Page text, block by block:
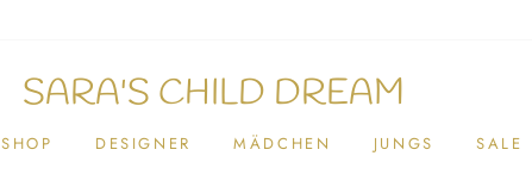
SARA'S CHILD DREAM
SHOP DESIGNER MÄDCHEN JUNGS SALE